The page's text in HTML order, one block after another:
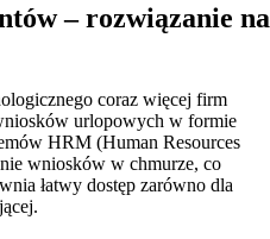
– rozwiązanie na
coraz więcej firm
urlopowych w formie
HRM (Human Resources
wniosków w chmurze, co
łatwy dostęp zarówno dla